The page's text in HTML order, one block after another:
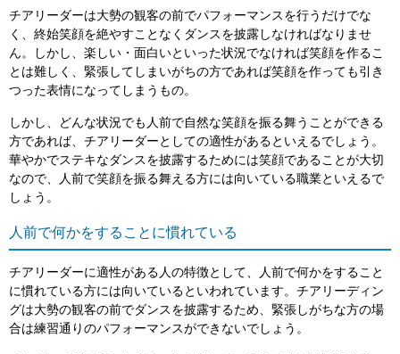
チアリーダーは大勢の観客の前でパフォーマンスを行うだけでな
く、終始笑顔を絶やすことなくダンスを披露しなければなりませ
ん。しかし、楽しい・面白いといった状況でなければ笑顔を作るこ
とは難しく、緊張してしまいがちの方であれば笑顔を作っても引き
つった表情になってしまうもの。
しかし、どんな状況でも人前で自然な笑顔を振る舞うことができる
方であれば、チアリーダーとしての適性があるといえるでしょう。
華やかでステキなダンスを披露するためには笑顔であることが大切
なので、人前で笑顔を振る舞える方には向いている職業といえるで
しょう。
人前で何かをすることに慣れている
チアリーダーに適性がある人の特徴として、人前で何かをすること
に慣れている方には向いているといわれています。チアリーディン
グは大勢の観客の前でダンスを披露するため、緊張しがちな方の場
合は練習通りのパフォーマンスができないでしょう。